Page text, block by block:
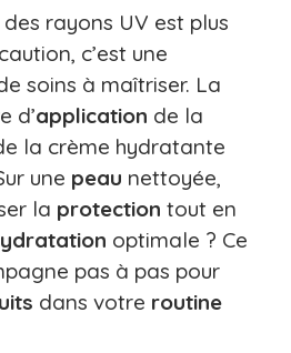
rayons UV est plus
c’est une
soins à maîtriser. La
d’application de la
la crème hydratante
une peau nettoyée,
la protection tout en
optimale ? Ce
pas à pas pour
dans votre routine